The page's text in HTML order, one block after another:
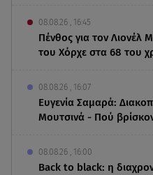
08.08.26 , 16:45
Πένθος για τον Λιονέλ
του Χόρχε στα 68 του
08.08.26 , 16:07
Ευγενία Σαμαρά:
Μουτσινά - Πού
08.08.26 , 16:00
Back to black: η